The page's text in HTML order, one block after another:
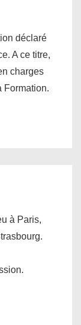
déclaré
A ce titre,
charges
Formation.
à Paris,